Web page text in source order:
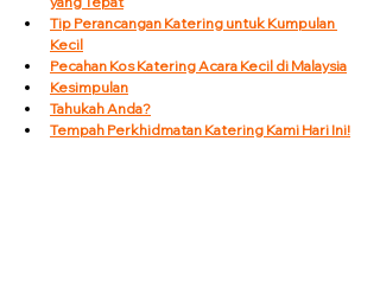
Tip Perancangan Katering untuk Kumpulan
Kecil
Pecahan Kos Katering Acara Kecil di Malaysia
Kesimpulan
Tahukah Anda?
Tempah Perkhidmatan Katering Kami Hari Ini!